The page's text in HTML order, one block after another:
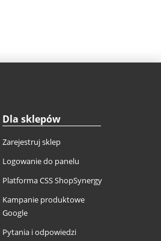
Dla sklepów
Zarejestruj sklep
Logowanie do panelu
Platforma CSS ShopSynergy
Kampanie produktowe
Google
Pytania i odpowiedzi